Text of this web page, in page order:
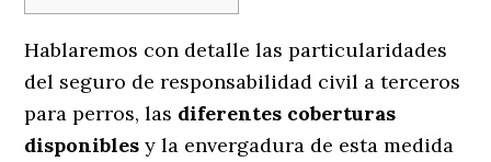
Hablaremos con detalle las particularidades
del seguro de responsabilidad civil a terceros
para perros, las diferentes coberturas
disponibles y la envergadura de esta medida